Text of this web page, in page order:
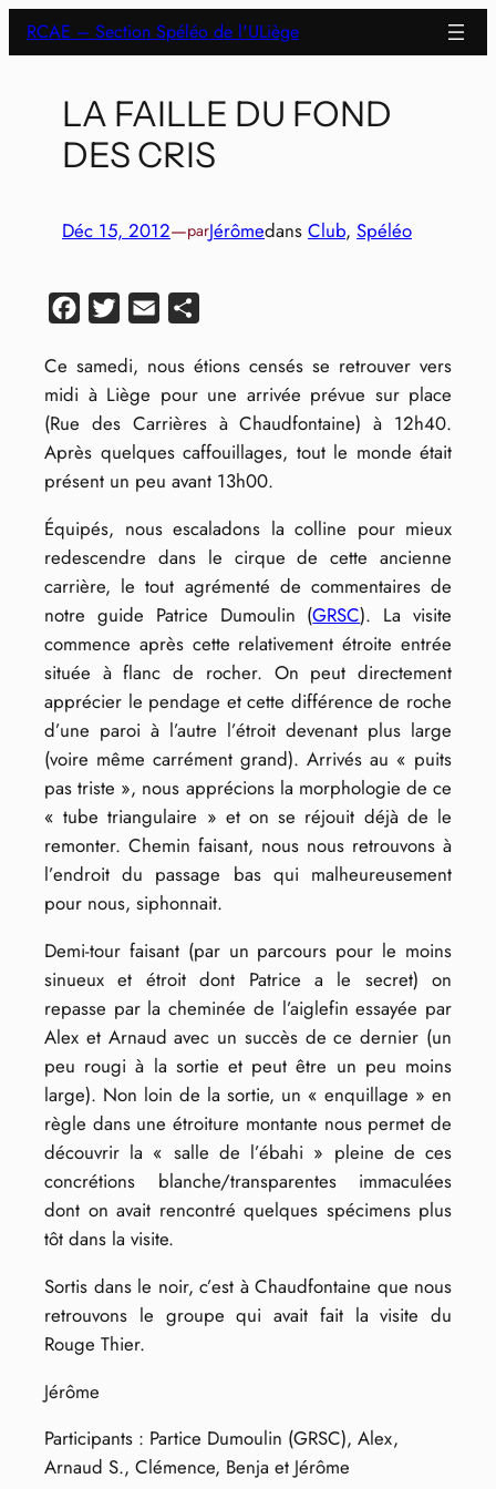
Aller
au
RCAE – Section Spéléo de l'ULiège
LA FAILLE DU FOND
DES CRIS
Déc 15, 2012—parJérômedans Club, Spéléo
Facebook
Twitter Email
Ce samedi, nous étions censés se retrouver vers
midi à Liège pour une arrivée prévue sur place
(Rue des Carrières à Chaudfontaine) à 12h40.
Après quelques caffouillages, tout le monde était
présent un peu avant 13h00.
Équipés, nous escaladons la colline pour mieux
redescendre dans le cirque de cette ancienne
carrière, le tout agrémenté de commentaires de
notre guide Patrice Dumoulin (GRSC). La visite
commence après cette relativement étroite entrée
située à flanc de rocher. On peut directement
apprécier le pendage et cette différence de roche
d’une paroi à l’autre l’étroit devenant plus large
(voire même carrément grand). Arrivés au « puits
pas triste », nous apprécions la morphologie de ce
« tube triangulaire » et on se réjouit déjà de le
remonter. Chemin faisant, nous nous retrouvons à
l’endroit du passage bas qui malheureusement
pour nous, siphonnait.
Demi-tour faisant (par un parcours pour le moins
sinueux et étroit dont Patrice a le secret) on
repasse par la cheminée de l’aiglefin essayée par
Alex et Arnaud avec un succès de ce dernier (un
peu rougi à la sortie et peut être un peu moins
large). Non loin de la sortie, un « enquillage » en
règle dans une étroiture montante nous permet de
découvrir la « salle de l’ébahi » pleine de ces
concrétions blanche/transparentes immaculées
dont on avait rencontré quelques spécimens plus
tôt dans la visite.
Sortis dans le noir, c’est à Chaudfontaine que nous
retrouvons le groupe qui avait fait la visite du
Rouge Thier.
Jérôme
Participants : Partice Dumoulin (GRSC), Alex,
Arnaud S., Clémence, Benja et Jérôme